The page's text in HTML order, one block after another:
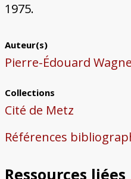
1975.
Auteur(s)
Pierre-Édouard
Collections
Cité de Metz
Références
Ressources liées